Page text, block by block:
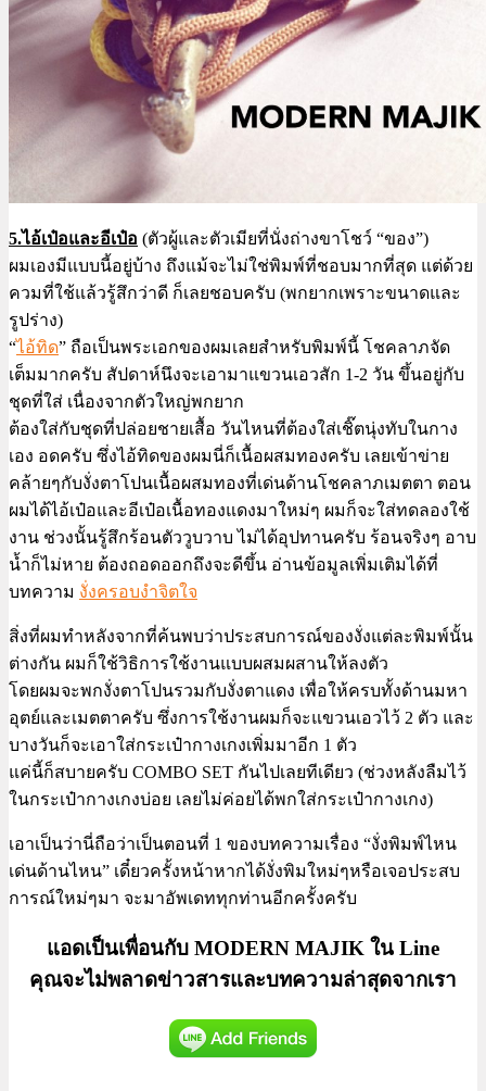
5.ไอ้เป๋อและอีเป๋อ (ตัวผู้และตัวเมียที่นั่งถ่างขาโชว์ “ของ”)
ผมเองมีแบบนี้อยู่บ้าง ถึงแม้จะไม่ใช่พิมพ์ที่ชอบมากที่สุด แต่ด้วย
ควมที่ใช้แล้วรู้สึกว่าดี ก็เลยชอบครับ (พกยากเพราะขนาดและ
รูปร่าง)
“ไอ้ทิด” ถือเป็นพระเอกของผมเลยสำหรับพิมพ์นี้ โชคลาภจัด
เต็มมากครับ สัปดาห์นึงจะเอามาแขวนเอวสัก 1-2 วัน ขึ้นอยู่กับ
ชุดที่ใส่ เนื่องจากตัวใหญ่พกยาก
ต้องใส่กับชุดที่ปล่อยชายเสื้อ วันไหนที่ต้องใส่เชิ๊ตนุ่งทับในกาง
เอง อดครับ ซึ่งไอ้ทิดของผมนี่ก็เนื้อผสมทองครับ เลยเข้าข่าย
คล้ายๆกับงั่งตาโปนเนื้อผสมทองที่เด่นด้านโชคลาภเมตตา ตอน
ผมได้ไอ้เป๋อและอีเป๋อเนื้อทองแดงมาใหม่ๆ ผมก็จะใส่ทดลองใช้
งาน ช่วงนั้นรู้สึกร้อนตัววูบวาบ ไม่ได้อุปทานครับ ร้อนจริงๆ อาบ
น้ำก็ไม่หาย ต้องถอดออกถึงจะดีขึ้น อ่านข้อมูลเพิ่มเติมได้ที่
บทความ งั่งครอบงำจิตใจ
สิ่งที่ผมทำหลังจากที่ค้นพบว่าประสบการณ์ของงั่งแต่ละพิมพ์นั้น
ต่างกัน ผมก็ใช้วิธิการใช้งานแบบผสมผสานให้ลงตัว
โดยผมจะพกงั่งตาโปนรวมกับงั่งตาแดง เพื่อให้ครบทั้งด้านมหา
อุตย์และเมตตาครับ ซึ่งการใช้งานผมก็จะแขวนเอวไว้ 2 ตัว และ
บางวันก็จะเอาใส่กระเป๋ากางเกงเพิ่มมาอีก 1 ตัว
แค่นี้ก็สบายครับ COMBO SET กันไปเลยทีเดียว (ช่วงหลังลืมไว้
ในกระเป๋ากางเกงบ่อย เลยไม่ค่อยได้พกใส่กระเป๋ากางเกง)
เอาเป็นว่านี่ถือว่าเป็นตอนที่ 1 ของบทความเรื่อง “งั่งพิมพ์ไหน
เด่นด้านไหน” เดี๋ยวครั้งหน้าหากได้งั่งพิมใหม่ๆหรือเจอประสบ
การณ์ใหม่ๆมา จะมาอัพเดททุกท่านอีกครั้งครับ
แอดเป็นเพื่อนกับ MODERN MAJIK ใน Line
คุณจะไม่พลาดข่าวสารและบทความล่าสุดจากเรา